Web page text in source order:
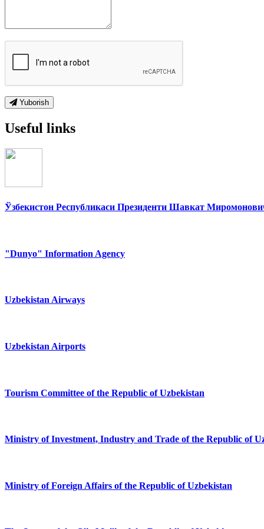
Yuborish
Useful links
Ўзбекистон Республикаси Президенти Шавкат
"Dunyo" Information Agency
Uzbekistan Airways
Uzbekistan Airports
Tourism Committee of the Republic of Uzbekistan
Ministry of Investment, Industry and Trade of the Republic of
Ministry of Foreign Affairs of the Republic of Uzbekistan